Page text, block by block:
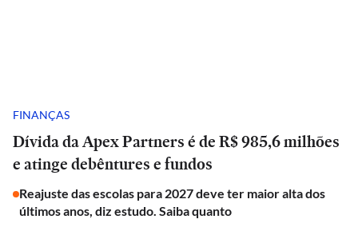
FINANÇAS
Dívida da Apex Partners é de R$ 985,6 milhões
e atinge debêntures e fundos
Reajuste das escolas para 2027 deve ter maior alta dos
últimos anos, diz estudo. Saiba quanto